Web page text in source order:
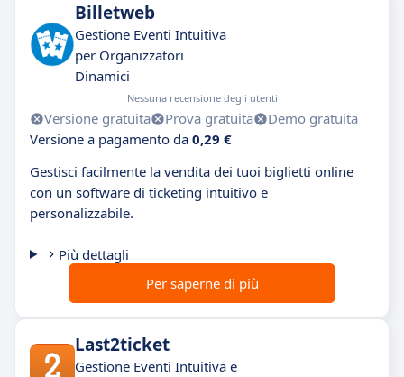
Billetweb
Gestione Eventi Intuitiva
per Organizzatori
Dinamici
Nessuna recensione degli utenti
Versione gratuita Prova gratuita
Demo gratuita
Versione a pagamento da 0,29 €
Gestisci facilmente la vendita dei tuoi biglietti online
con un software di ticketing intuitivo e
personalizzabile.
Più dettagli
Per saperne di più
Last2ticket
Gestione Eventi Intuitiva e